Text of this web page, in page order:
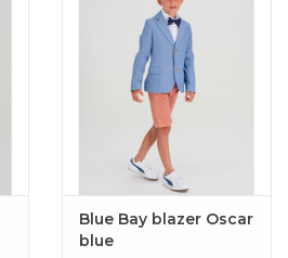
Blue Bay blazer Oscar
blue